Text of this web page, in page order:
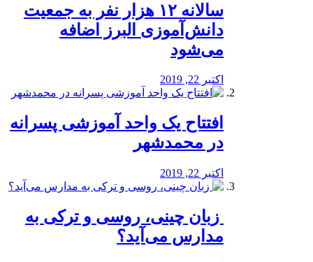
️سالانه ۱۲ هزار نفر به جمعیت
دانش‌آموزی البرز اضافه
می‌شود
اکتبر 22, 2019
افتتاح یک واحد آموزشی پسرانه
در محمدشهر
اکتبر 22, 2019
️ زبان چینی، روسی و ترکی به
مدارس می‌آید؟